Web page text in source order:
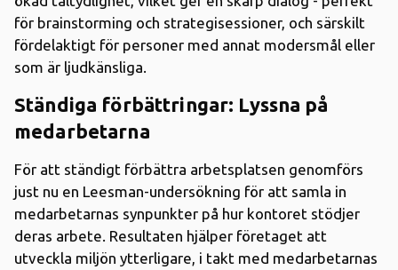
för brainstorming och strategisessioner, och särskilt
fördelaktigt för personer med annat modersmål eller
som är ljudkänsliga.
Ständiga förbättringar: Lyssna på
medarbetarna
För att ständigt förbättra arbetsplatsen genomförs
just nu en Leesman-undersökning för att samla in
medarbetarnas synpunkter på hur kontoret stödjer
deras arbete. Resultaten hjälper företaget att
utveckla miljön ytterligare, i takt med medarbetarnas